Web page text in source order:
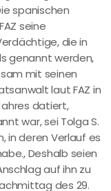
spanischen
seine
die in
genannt werden,
mit seinen
laut FAZ in
datiert,
war, sei Tolga S.
in deren Verlauf es
Deshalb seien
auf ihn zu
des 29.